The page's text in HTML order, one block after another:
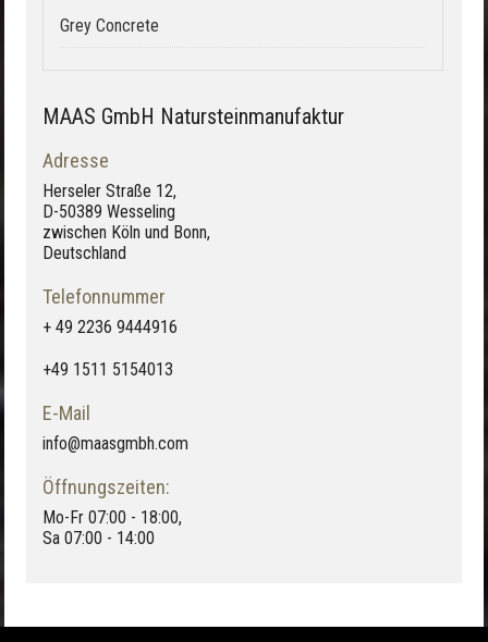
Grey Concrete
MAAS GmbH Natursteinmanufaktur
Adresse
Herseler Straße 12,
D-50389 Wesseling
zwischen Köln und Bonn,
Deutschland
Telefonnummer
+ 49 2236 9444916
+49 1511 5154013
E-Mail
info@maasgmbh.com
Öffnungszeiten:
Mo-Fr 07:00 - 18:00,
Sa 07:00 - 14:00